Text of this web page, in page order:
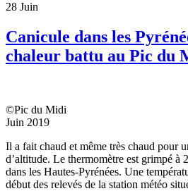
28 Juin
Canicule dans les
chaleur battu au Pic du
©Pic du Midi
Juin 2019
Il a fait chaud et même très chaud pour
d’altitude. Le thermomètre est grimpé à
dans les Hautes-Pyrénées. Une
début des relevés de la station météo